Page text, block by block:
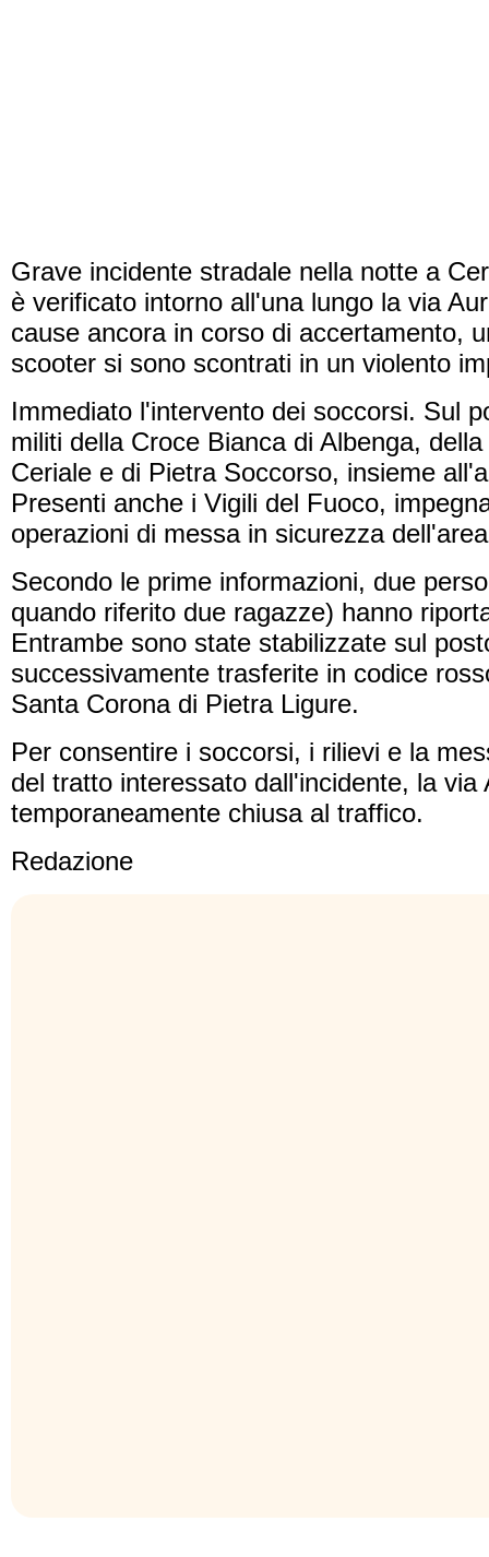
Grave incidente stradale nella notte a
è verificato intorno all'una lungo la via
cause ancora in corso di accertamento,
scooter si sono scontrati in un violento
Immediato l'intervento dei soccorsi. Sul
militi della Croce Bianca di Albenga,
Ceriale e di Pietra Soccorso, insieme
Presenti anche i Vigili del Fuoco,
operazioni di messa in sicurezza
Secondo le prime informazioni, due
quando riferito due ragazze) hanno
Entrambe sono state stabilizzate sul
successivamente trasferite in codice
Santa Corona di Pietra Ligure.
Per consentire i soccorsi, i rilievi e la
del tratto interessato dall'incidente, la via
temporaneamente chiusa al traffico.
Redazione